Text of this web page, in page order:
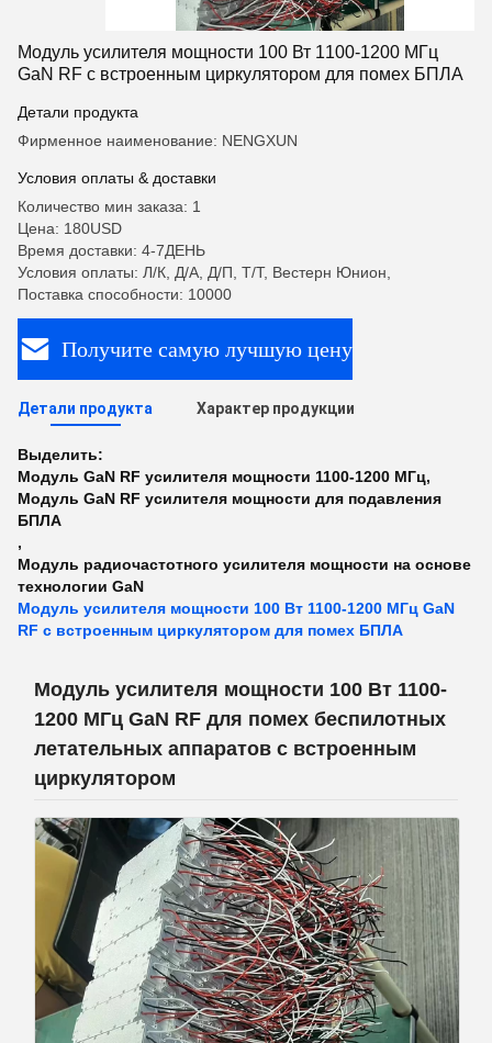
Модуль усилителя мощности 100 Вт 1100-1200 МГц
GaN RF с встроенным циркулятором для помех БПЛА
Детали продукта
Фирменное наименование: NENGXUN
Условия оплаты & доставки
Количество мин заказа: 1
Цена: 180USD
Время доставки: 4-7ДЕНЬ
Условия оплаты: Л/К, Д/А, Д/П, Т/Т, Вестерн Юнион,
Поставка способности: 10000
Получите самую лучшую цену
Детали продукта Характер продукции
Выделить:
Модуль GaN RF усилителя мощности 1100-1200 МГц,
Модуль GaN RF усилителя мощности для подавления
БПЛА
,
Модуль радиочастотного усилителя мощности на основе
технологии GaN
Модуль усилителя мощности 100 Вт 1100-1200 МГц GaN
RF с встроенным циркулятором для помех БПЛА
Модуль усилителя мощности 100 Вт 1100-
1200 МГц GaN RF для помех беспилотных
летательных аппаратов с встроенным
циркулятором